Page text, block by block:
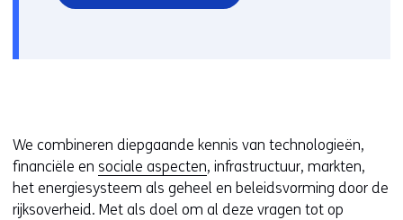
We combineren diepgaande kennis van technologieën,
financiële en sociale aspecten, infrastructuur, markten,
het energiesysteem als geheel en beleidsvorming door de
rijksoverheid. Met als doel om al deze vragen tot op